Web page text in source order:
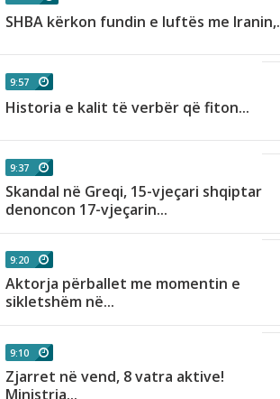
SHBA kërkon fundin e luftës me
9:57
Historia e kalit të verbër që fiton...
9:37
Skandal në Greqi, 15-vjeçari shqiptar
denoncon 17-vjeçarin...
9:20
Aktorja përballet me momentin e
sikletshëm në...
9:10
Zjarret në vend, 8 vatra aktive!
Ministria...